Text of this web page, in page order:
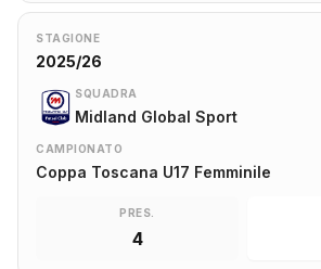
STAGIONE
2025/26
SQUADRA
Midland Global Sport
CAMPIONATO
Coppa Toscana U17 Femminile
PRES.
4